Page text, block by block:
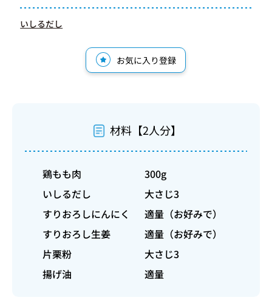
いしるだし
お気に入り登録
材料【2人分】
鶏もも肉
300g
いしるだし
大さじ3
すりおろしにんにく
適量（お好みで）
すりおろし生姜
適量（お好みで）
片栗粉
大さじ3
揚げ油
適量